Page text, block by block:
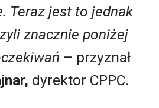
Teraz jest to jednak
znacznie poniżej
– przyznał
dyrektor CPPC.